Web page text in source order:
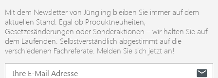
Mit dem Newsletter von Jüngling bleiben Sie immer auf dem
aktuellen Stand. Egal ob Produktneuheiten,
Gesetzesänderungen oder Sonderaktionen – wir halten Sie auf
dem Laufenden. Selbstverständlich abgestimmt auf die
verschiedenen Fachreferate. Melden Sie sich jetzt an!